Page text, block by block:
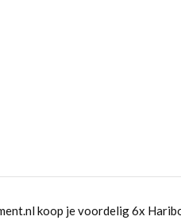
koop je voordelig 6x